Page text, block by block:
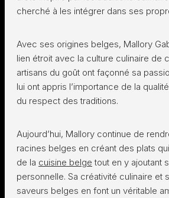
cherché à les intégrer dans ses
Avec ses origines belges, Mallory
lien étroit avec la culture culinaire de
artisans du goût ont façonné sa
lui ont appris l’importance de la
du respect des traditions.
Aujourd’hui, Mallory continue de
racines belges en créant des plats
de la cuisine belge tout en y ajoutant
personnelle. Sa créativité culinaire et
saveurs belges en font un véritable